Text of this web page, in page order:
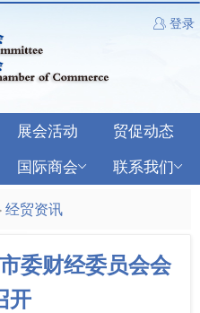
登录
展会活动
贸促动态
国际商会 联系我们
经贸资讯
委财经委员会会
开